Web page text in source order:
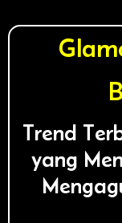
Trend
yang